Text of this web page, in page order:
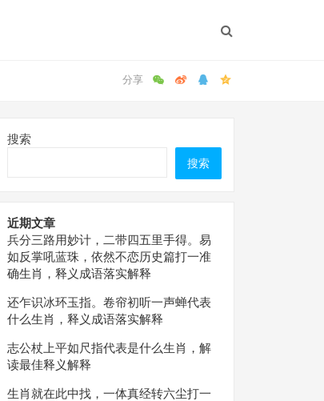
搜索
搜索
近期文章
兵分三路用妙计，二带四五里手得。易
如反掌吼蓝珠，依然不恋历史篇打一准
确生肖，释义成语落实解释
还乍识冰环玉指。卷帘初听一声蝉代表
什么生肖，释义成语落实解释
志公杖上平如尺指代表是什么生肖，解
读最佳释义解释
生肖就在此中找，一体真经转六尘打一